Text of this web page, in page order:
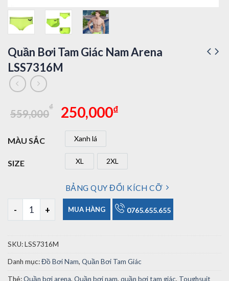
Quần Bơi Tam Giác Nam Arena
LSS7316M
559,000
₫
Giá
gốc
là:
559,000₫.
250,000₫
250,000₫.
MÀU SẮC Xanh lá
Xanh lá
SIZE XL
XL 2XL
2XL
BẢNG QUY ĐỔI KÍCH CỠ
Quần Bơi Tam Giác Nam Arena LSS7316M số lượng
MUA HÀNG 0765.655.655
SKU:LSS7316M
Danh mục:Đồ Bơi Nam, Quần Bơi Tam Giác
Thẻ:Quần bơi arena, Quần bơi nam, quần bơi tam giác, Toughsuit